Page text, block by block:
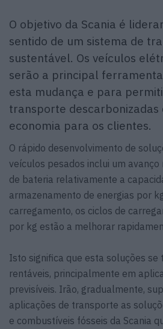
O objetivo da Scania é
sentido de um sistema de
sustentável. Os veículos
serão a principal
esta mudança e para
transporte
economia para os clientes.
O rápido desenvolvimento de
veículos pesados inclui um
de bateria relativamente a
armazenamento de energias por
carregamento, os ciclos de
por kg estão a melhorar
Isto significa que esta soluções se
rentáveis, principalmente em
previsíveis. Irão, gradualmente,
aplicações de transporte as
e combustíveis fósseis da Scania